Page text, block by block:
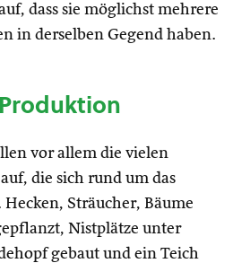
dass sie möglichst mehrere
in derselben Gegend haben.
vor allem die vielen
die sich rund um das
Sträucher, Bäume
Nistplätze unter
gebaut und ein Teich